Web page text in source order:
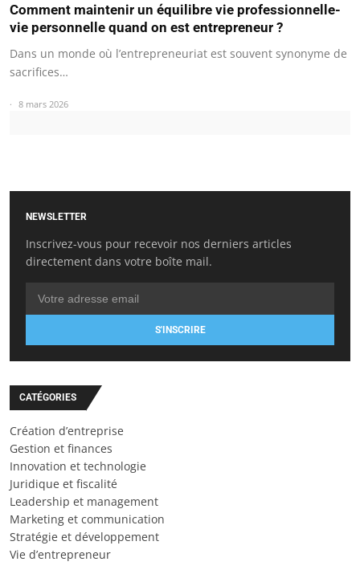
Comment maintenir un équilibre vie professionnelle-
vie personnelle quand on est entrepreneur ?
Dans un monde où l’entrepreneuriat est souvent synonyme de
sacrifices…
8 mars 2026
NEWSLETTER
Inscrivez-vous pour recevoir nos derniers articles
directement dans votre boîte mail.
S'INSCRIRE
CATÉGORIES
Création d’entreprise
Gestion et finances
Innovation et technologie
Juridique et fiscalité
Leadership et management
Marketing et communication
Stratégie et développement
Vie d’entrepreneur